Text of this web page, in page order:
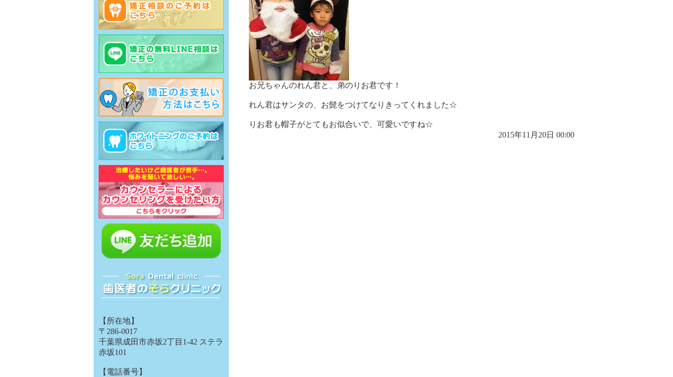
お兄ちゃんのれん君と、弟のりお君です！
れん君はサンタの、お髭をつけてなりきってくれました☆
りお君も帽子がとてもお似合いで、可愛いですね☆
2015年11月20日 00:00
【所在地】
〒286-0017
千葉県成田市赤坂2丁目1-42 ステラ
赤坂101
【電話番号】